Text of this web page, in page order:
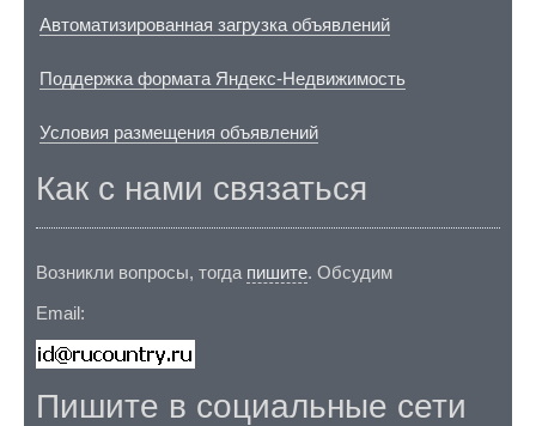
Автоматизированная загрузка объявлений
Поддержка формата Яндекс-Недвижимость
Условия размещения объявлений
Как с нами связаться
Возникли вопросы, тогда пишите. Обсудим
Email:
Пишите в социальные сети